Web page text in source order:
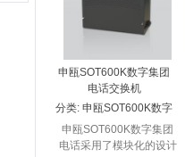
申瓯SOT600K数字集团
电话交换机
分类: 申瓯SOT600K数字
集团电话
申瓯SOT600K数字集团
电话采用了模块化的设计